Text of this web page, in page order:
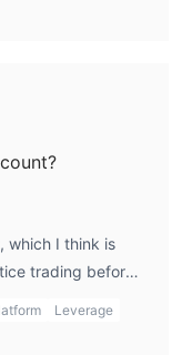
approach with
which I think is
trading before
comfortable
Leverage